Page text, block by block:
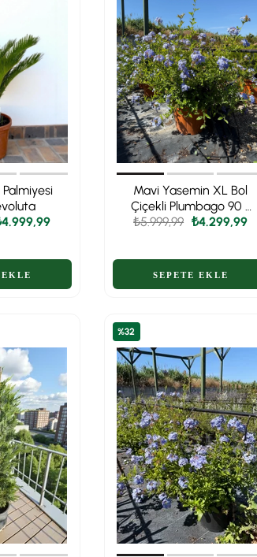
Mavi Yasemin XL Bol
Çiçekli Plumbago 90 -
100 cm Ege Rüzgarı
₺4.299,99
₺5.999,99
%32